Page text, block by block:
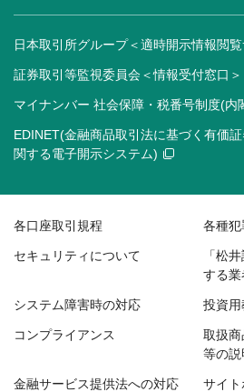
日本取引所グループ＜適時開示情報閲
証券取引等監視委員会＜情報受付窓口＞
マイナンバー 社会保障・税番号制度(内
EDINET(金融商品取引法に基づく有価
関する電子開示システム)
各口座取引規程 各種
セキュリティについて
「松
する業
システム障害時の対応 投資
コンプライアンス
取扱
等の説
金融サービス提供法への対応 サイト